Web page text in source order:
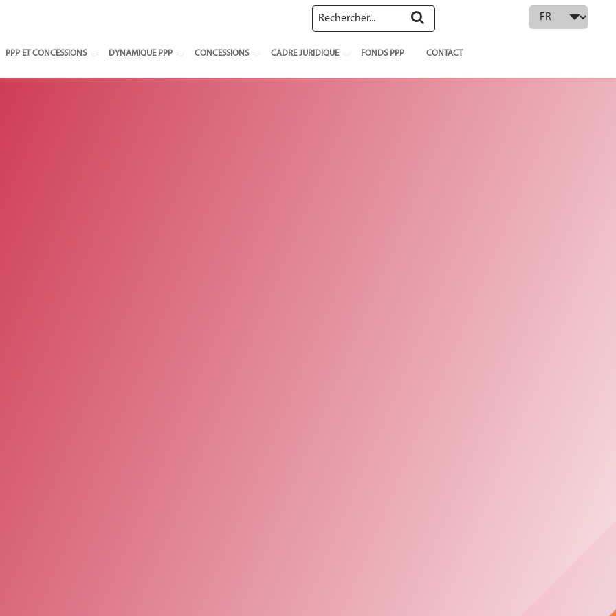
Select your language
PPP ET CONCESSIONS DYNAMIQUE PPP CONCESSIONS CADRE JURIDIQUE FONDS PPP CONTACT